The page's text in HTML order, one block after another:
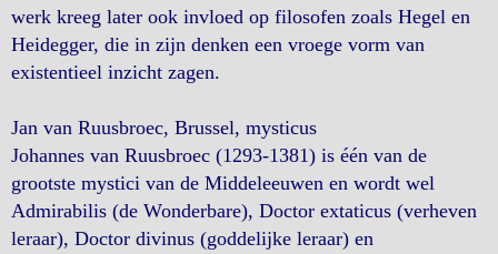
werk kreeg later ook invloed op filosofen zoals Hegel en
Heidegger, die in zijn denken een vroege vorm van
existentieel inzicht zagen.
Jan van Ruusbroec, Brussel, mysticus
Johannes van Ruusbroec (1293-1381) is één van de
grootste mystici van de Middeleeuwen en wordt wel
Admirabilis (de Wonderbare), Doctor extaticus (verheven
leraar), Doctor divinus (goddelijke leraar) en